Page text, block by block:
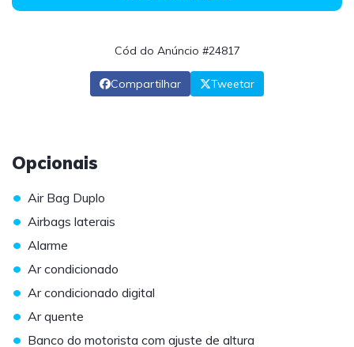
Cód do Anúncio #24817
Compartilhar Tweetar
Opcionais
• Air Bag Duplo
• Airbags laterais
• Alarme
• Ar condicionado
• Ar condicionado digital
• Ar quente
• Banco do motorista com ajuste de altura